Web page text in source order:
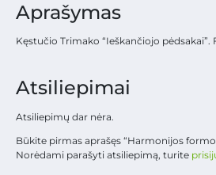
Aprašymas
Kęstučio Trimako “Ieškančiojo pėdsakai”.
Atsiliepimai
Atsiliepimų dar nėra.
Būkite pirmas aprašęs “Harmonijos
Norėdami parašyti atsiliepimą, turite